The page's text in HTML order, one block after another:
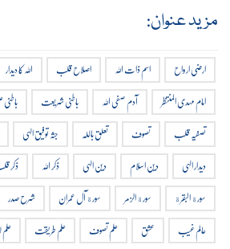
مزید عنوان:
ارضی ارواح اسم ذات اللہ اصلاح قلب اللہ کا دیدار
امام مہدی المنتظر
آدم صفی اللہ باطنی شریعت
تصفیہ قلب
تصوف تعلق باللہ جثہ توفیق الہی
دیدار الہی
دین اسلام دین الہی ذکر اللہ ذکر
سورة البقرة
سورة الزمر سورة آل عمران شرح صدر
عالم غیب
عشق علم تصوف علم طریقت